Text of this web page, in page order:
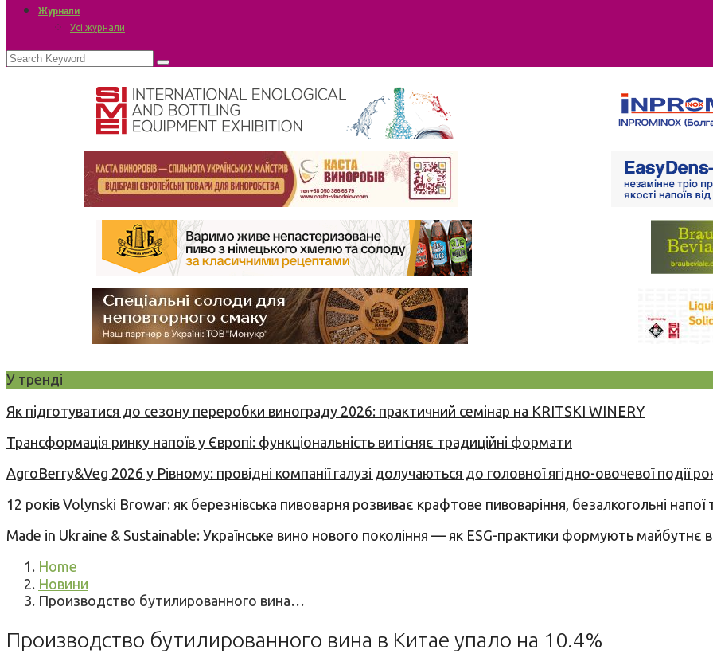
Журнали
Усі журнали
У тренді
Як підготуватися до сезону переробки винограду 2026: практичний семінар на KRITSKI WINERY
Трансформація ринку напоїв у Європі: функціональність витісняє традиційні формати
AgroBerry&Veg 2026 у Рівному: провідні компанії галузі долучаються до головної ягідно-овочевої події
12 років Volynski Browar: як березнівська пивоварня розвиває крафтове пивоваріння, безалкогольні напої
Made in Ukraine & Sustainable: Українське вино нового покоління — як ESG-практики формують майбутнє
Home
Новини
Производство бутилированного вина…
Производство бутилированного вина в Китае упало на 10.4%